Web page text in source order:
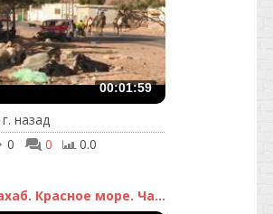
00:01:59
назад
0
0 0.0
Красное море. Ча...